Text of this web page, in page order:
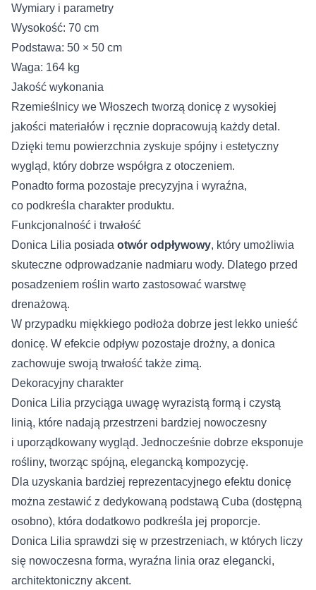
Wymiary i parametry
Wysokość: 70 cm
Podstawa: 50 × 50 cm
Waga: 164 kg
Jakość wykonania
Rzemieślnicy we Włoszech tworzą donicę z wysokiej
jakości materiałów i ręcznie dopracowują każdy detal.
Dzięki temu powierzchnia zyskuje spójny i estetyczny
wygląd, który dobrze współgra z otoczeniem.
Ponadto forma pozostaje precyzyjna i wyraźna,
co podkreśla charakter produktu.
Funkcjonalność i trwałość
Donica Lilia posiada otwór odpływowy, który umożliwia
skuteczne odprowadzanie nadmiaru wody. Dlatego przed
posadzeniem roślin warto zastosować warstwę
drenażową.
W przypadku miękkiego podłoża dobrze jest lekko unieść
donicę. W efekcie odpływ pozostaje drożny, a donica
zachowuje swoją trwałość także zimą.
Dekoracyjny charakter
Donica Lilia przyciąga uwagę wyrazistą formą i czystą
linią, które nadają przestrzeni bardziej nowoczesny
i uporządkowany wygląd. Jednocześnie dobrze eksponuje
rośliny, tworząc spójną, elegancką kompozycję.
Dla uzyskania bardziej reprezentacyjnego efektu donicę
można zestawić z dedykowaną podstawą Cuba (dostępną
osobno), która dodatkowo podkreśla jej proporcje.
Donica Lilia sprawdzi się w przestrzeniach, w których liczy
się nowoczesna forma, wyraźna linia oraz elegancki,
architektoniczny akcent.